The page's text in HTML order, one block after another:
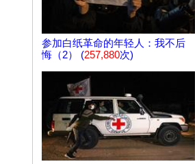
参加白纸革命的年轻人：我不后
悔（2） (257,880次)